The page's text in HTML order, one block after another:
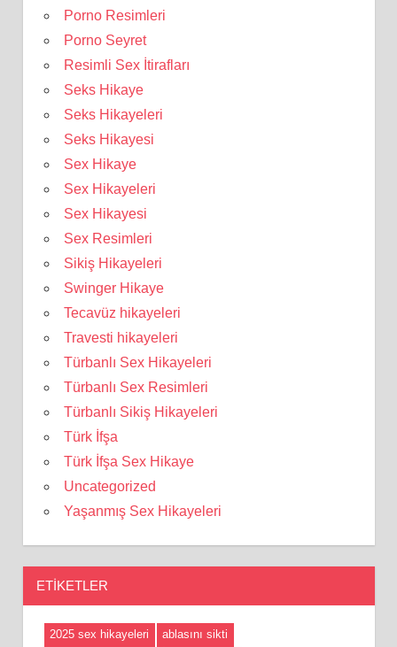
Porno Resimleri
Porno Seyret
Resimli Sex İtirafları
Seks Hikaye
Seks Hikayeleri
Seks Hikayesi
Sex Hikaye
Sex Hikayeleri
Sex Hikayesi
Sex Resimleri
Sikiş Hikayeleri
Swinger Hikaye
Tecavüz hikayeleri
Travesti hikayeleri
Türbanlı Sex Hikayeleri
Türbanlı Sex Resimleri
Türbanlı Sikiş Hikayeleri
Türk İfşa
Türk İfşa Sex Hikaye
Uncategorized
Yaşanmış Sex Hikayeleri
ETIKETLER
2025 sex hikayeleri
ablasını sikti